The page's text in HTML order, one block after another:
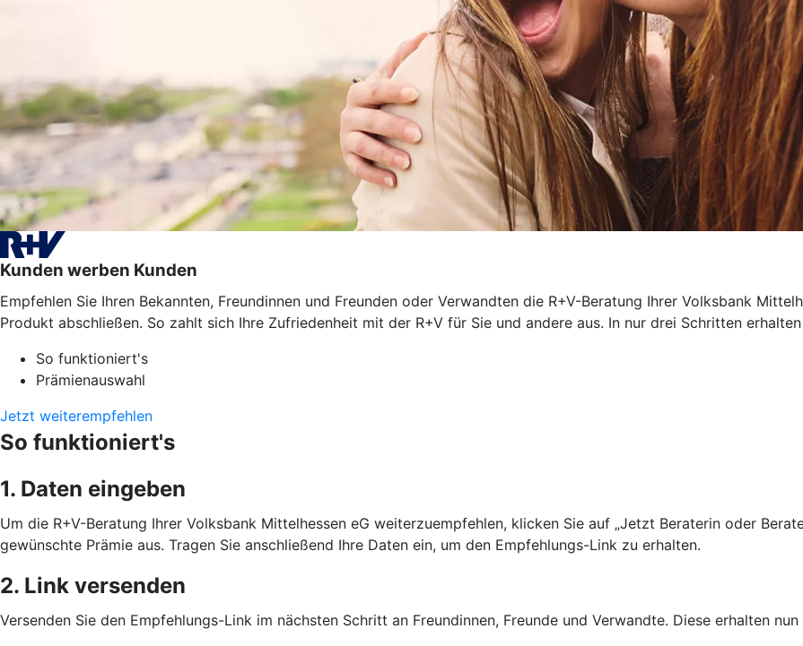
Kunden werben Kunden
Empfehlen Sie Ihren Bekannten, Freundinnen und Freunden oder Verwandten die R+V-Beratung Ihrer Volksbank
Produkt abschließen. So zahlt sich Ihre Zufriedenheit mit der R+V für Sie und andere aus. In nur drei Schritten erhalten
So funktioniert's
Prämienauswahl
Jetzt weiterempfehlen
So funktioniert's
1. Daten eingeben
Um die R+V-Beratung Ihrer Volksbank Mittelhessen eG weiterzuempfehlen, klicken Sie auf „Jetzt Beraterin oder
gewünschte Prämie aus. Tragen Sie anschließend Ihre Daten ein, um den Empfehlungs-Link zu erhalten.
2. Link versenden
Versenden Sie den Empfehlungs-Link im nächsten Schritt an Freundinnen, Freunde und Verwandte. Diese erhalten